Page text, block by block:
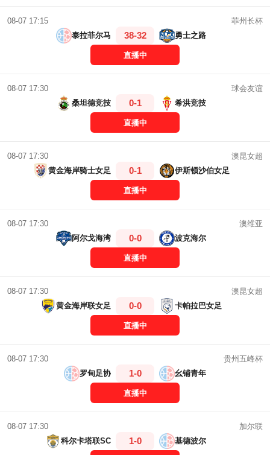
08-07 17:15
菲州长杯
泰拉菲尔马
38-32 勇士之路
直播中
08-07 17:30
球会友谊
桑坦德竞技
0-1 希洪竞技
直播中
08-07 17:30
澳昆女超
黄金海岸骑士女足
0-1 伊斯顿沙伯女足
直播中
08-07 17:30
澳维亚
阿尔戈海湾
0-0 波克海尔
直播中
08-07 17:30
澳昆女超
黄金海岸联女足
0-0 卡帕拉巴女足
直播中
08-07 17:30
贵州五峰杯
罗甸足协
1-0 幺铺青年
直播中
08-07 17:30
加尔联
科尔卡塔联SC
1-0 基德波尔